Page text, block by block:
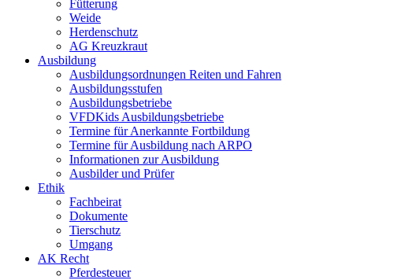
Fütterung
Weide
Herdenschutz
AG Kreuzkraut
Ausbildung
Ausbildungsordnungen Reiten und Fahren
Ausbildungsstufen
Ausbildungsbetriebe
VFDKids Ausbildungsbetriebe
Termine für Anerkannte Fortbildung
Termine für Ausbildung nach ARPO
Informationen zur Ausbildung
Ausbilder und Prüfer
Ethik
Fachbeirat
Dokumente
Tierschutz
Umgang
AK Recht
Pferdesteuer